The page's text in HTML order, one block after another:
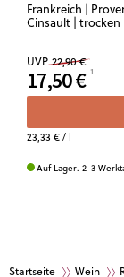
Frankreich |
Cinsault | trocken
UVP 22,90 €
17,50 €
23,33 €/ l
Auf Lager. 2-3
Startseite Wein